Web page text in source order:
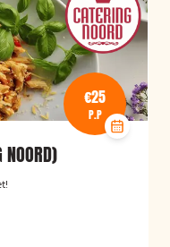
€25
P.P
NOORD)